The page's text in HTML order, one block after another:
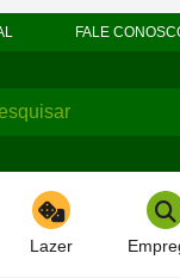
FALE
Lazer